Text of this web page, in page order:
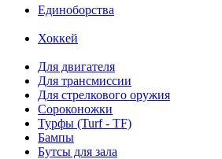
Единоборства
Хоккей
Для двигателя
Для трансмиссии
Для стрелкового оружия
Сороконожки
Турфы (Turf - TF)
Бампы
Бутсы для зала